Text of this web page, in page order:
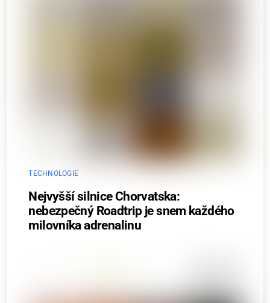
TECHNOLOGIE
Nejvyšší silnice Chorvatska:
nebezpečný Roadtrip je snem každého
milovníka adrenalinu